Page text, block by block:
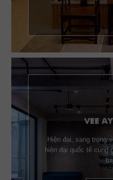
VEE
Hiện đại, sang trọng
hiện đại quốc tế cùng